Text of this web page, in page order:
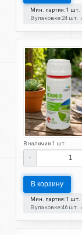
Мин. партия: 1 шт.
В упаковке:24 шт.
В наличии 1 шт.
-
В корзину
Мин. партия: 1 шт.
В упаковке:46 шт.